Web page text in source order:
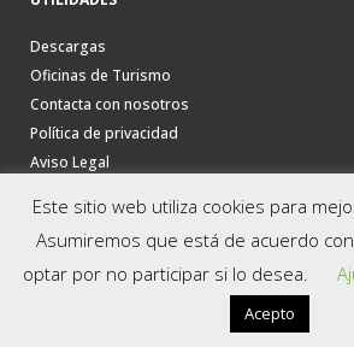
Descargas
Oficinas de Turismo
Contacta con nosotros
Política de privacidad
Aviso Legal
Este sitio web utiliza cookies para
Asumiremos que está de acuerdo
optar por no participar si lo desea.
Acepto